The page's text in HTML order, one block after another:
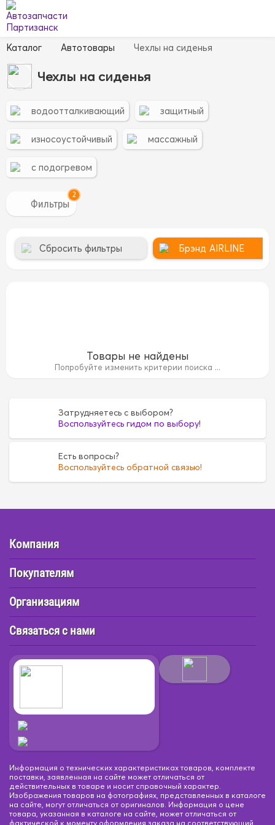
Каталог Автотовары Чехлы на сиденья
Чехлы на сиденья
ДеревоДерево
Спонжевая
водоотталкивающий защитный
износоустойчивый массажный
с подогревом
2
Сбросить фильтры Брэнд AIRLINE
Товары не найдены
Попробуйте изменить критерии поиска ...
Затрудняетесь с выбором?
Воспользуйтесь гидом по выбору!
Есть вопросы?
Воспользуйтесь обратной связью!
Компания
Покупателям
Организациям
Связаться с нами
Информация о технических характеристиках товаров, комплекте
поставки, заявленная на сайте может отличаться от
действительных в товаре и носит справочный характер.
Изображения товаров на фотографиях, представленных в каталоге
на сайте, могут отличаться от оригиналов. Информация о цене
товара, указанная в каталоге на сайте, может отличаться от
фактической к моменту оформления заказа на соответствующий